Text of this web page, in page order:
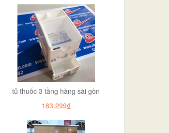
tủ thuốc 3 tầng hàng sài gòn
183.299₫